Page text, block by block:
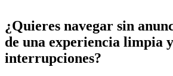
¿Quieres navegar sin
de una experiencia limpia
interrupciones?